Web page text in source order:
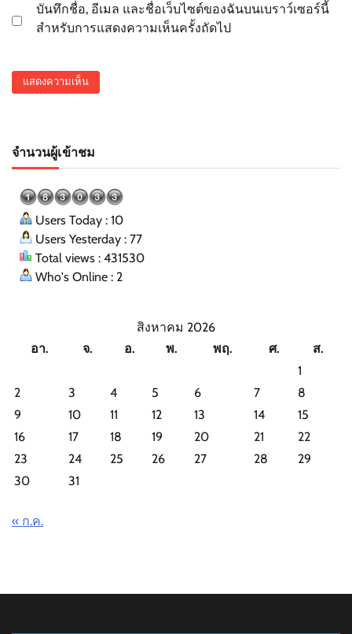
บันทึกชื่อ, อีเมล และชื่อเว็บไซต์ของฉันบนเบราว์เซอร์นี้
สำหรับการแสดงความเห็นครั้งถัดไป
จำนวนผู้เข้าชม
Users Today : 10
Users Yesterday : 77
Total views : 431530
Who's Online : 2
สิงหาคม 2026
อา.
จ. อ. พ. พฤ. ศ.
ส.
1
2
3 4 5 6 7
8
9
10 11 12 13 14
15
16
17 18 19 20 21
22
23
24 25 26 27 28
29
30
31
« ก.ค.